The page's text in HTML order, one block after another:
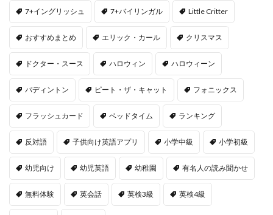
7+イングリッシュ 7+バイリンガル Little Critter
おすすめまとめ エリック・カール クリスマス
ドクター・スース ハロウィン ハロウィーン
パディントン ピート・ザ・キャット フォニックス
フラッシュカード ベッドタイム ランキング
反対語 子供向け英語アプリ 小学中級 小学初級
幼児向け 幼児英語 幼稚園 有名人の読み聞かせ
無料体験 英会話 英検3級 英検4級